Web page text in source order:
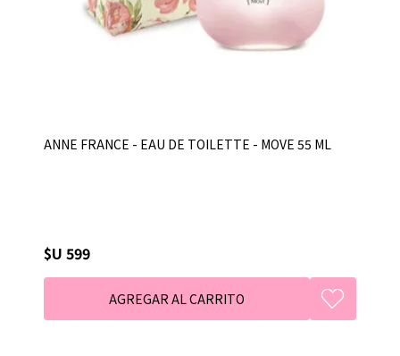
ANNE FRANCE - EAU DE TOILETTE - MOVE 55 ML
$U 599